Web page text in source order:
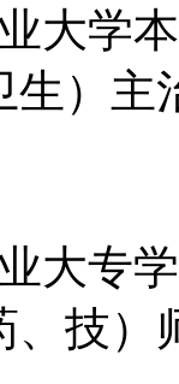
大学
生）主
大专
、技